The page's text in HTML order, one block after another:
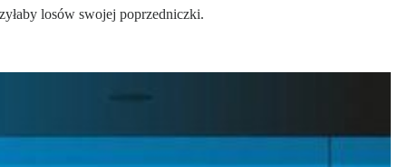
losów swojej poprzedniczki.